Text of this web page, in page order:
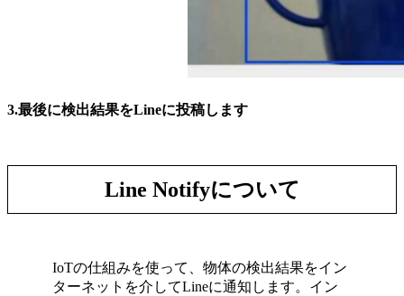
3.最後に検出結果をLineに投稿します
Line Notifyについて
IoTの仕組みを使って、物体の検出結果をイン
ターネットを介してLineに通知します。イン